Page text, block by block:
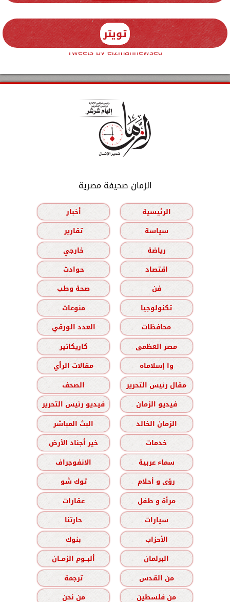
تويتر
Tweets by elzmannewseg
الزمان صحيفة مصرية
الرئيسية
أخبار
سياسة
تقارير
رياضة
خارجي
اقتصاد
حوادث
فن
صحة وطب
تكنولوجيا
منوعات
محافظات
العدد الورقي
مصر العظمى
كاريكاتير
وا إسلاماه
مقالات الرأي
مقال رئيس التحرير
الصحف
فيديو الزمان
فيديو رئيس التحرير
الزمان الخالد
البث المباشر
خدمات
خير أجناد الأرض
سماء عربية
الانفوجراف
رؤى و أحلام
توك شو
مرأة و طفل
عقارات
سيارات
حارتنا
الأحزاب
بنوك
البرلمان
ألبــوم الزمــان
من القدس
ترجمة
من فلسطين
من نحن